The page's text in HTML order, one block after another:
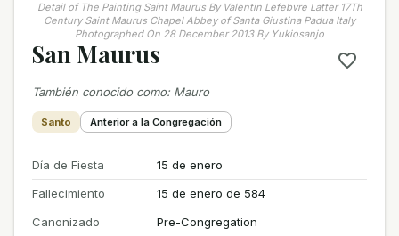
Detail of The Painting Saint Maurus By Valentin Lefebvre Latter 17Th
Century Saint Maurus Chapel Abbey of Santa Giustina Padua Italy
Photographed On 28 December 2013 By Yukiosanjo
San Maurus
También conocido como: Mauro
Santo Anterior a la Congregación
Día de Fiesta
15 de enero
Fallecimiento
15 de enero de 584
Canonizado
Pre-Congregation